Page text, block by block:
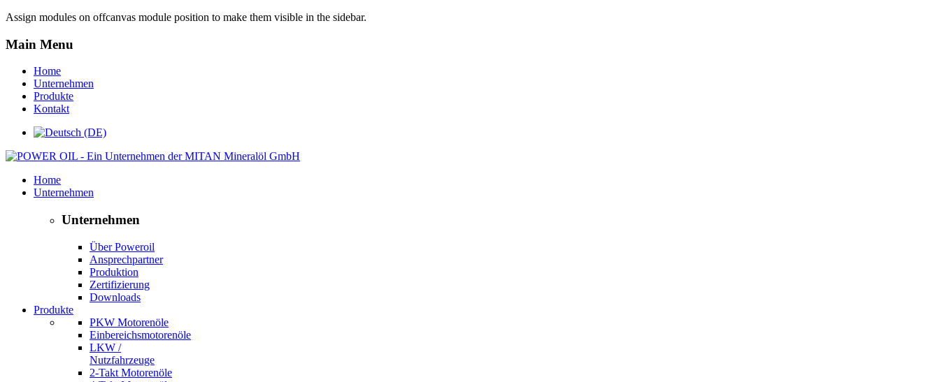
Assign modules on offcanvas module position to make them visible in the sidebar.
Main Menu
Home
Unternehmen
Produkte
Kontakt
Home
Unternehmen
Unternehmen
Über Poweroil
Ansprechpartner
Produktion
Zertifizierung
Downloads
Produkte
PKW Motorenöle
Einbereichsmotorenöle
LKW /
Nutzfahrzeuge
2-Takt Motorenöle